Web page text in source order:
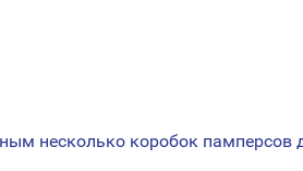
несколько коробок памперсов